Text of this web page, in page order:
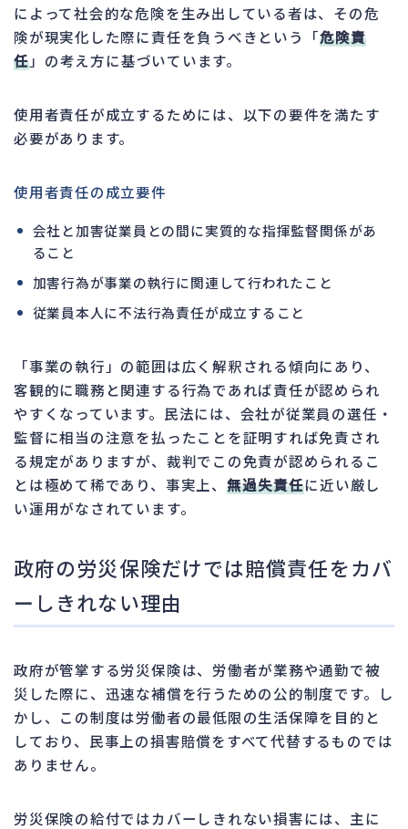
によって社会的な危険を生み出している者は、その危
険が現実化した際に責任を負うべきという「危険責
任」の考え方に基づいています。
使用者責任が成立するためには、以下の要件を満たす
必要があります。
使用者責任の成立要件
会社と加害従業員との間に実質的な指揮監督関係があ
ること
加害行為が事業の執行に関連して行われたこと
従業員本人に不法行為責任が成立すること
「事業の執行」の範囲は広く解釈される傾向にあり、
客観的に職務と関連する行為であれば責任が認められ
やすくなっています。民法には、会社が従業員の選任・
監督に相当の注意を払ったことを証明すれば免責され
る規定がありますが、裁判でこの免責が認められるこ
とは極めて稀であり、事実上、 無過失責任に近い厳し
い運用がなされています。
政府の労災保険だけでは賠償責任をカバ
ーしきれない理由
政府が管掌する労災保険は、労働者が業務や通勤で被
災した際に、迅速な補償を行うための公的制度です。し
かし、この制度は労働者の最低限の生活保障を目的と
しており、民事上の損害賠償をすべて代替するものでは
ありません。
労災保険の給付ではカバーしきれない損害には、主に